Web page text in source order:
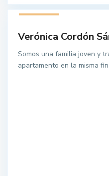
1 listado
Verónica Cordón
Somos una familia joven y
apartamento en la misma